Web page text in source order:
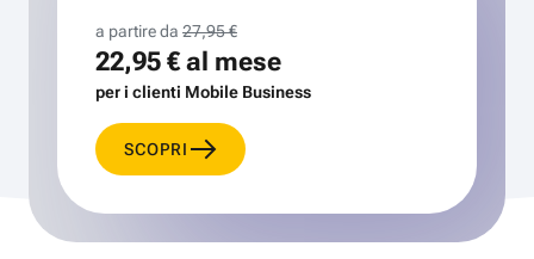
a partire da 27,95 €
22,95 €al mese
per i clienti Mobile Business
SCOPRI